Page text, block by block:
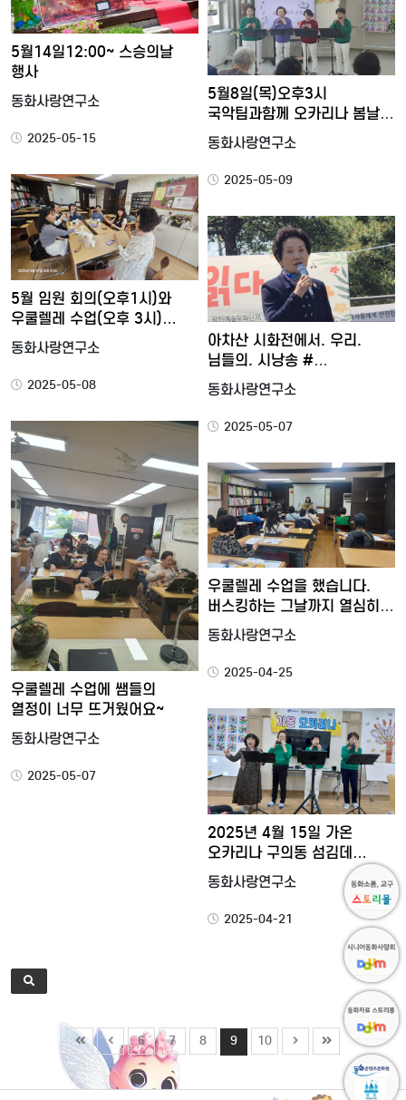
5월14일12:00~ 스승의날
행사
동화사랑연구소
2025-05-15
5월8일(목)오후3시
국악팀과함께 오카리나 봄날
데이케…
동화사랑연구소
2025-05-09
5월 임원 회의(오후1시)와
우쿨렐레 수업(오후 3시)…
동화사랑연구소
2025-05-08
아차산 시화전에서. 우리.
님들의. 시낭송 #
지도자회소…
동화사랑연구소
2025-05-07
우쿨렐레 수업에 쌤들의
열정이 너무 뜨거웠어요~
동화사랑연구소
2025-05-07
우쿨렐레 수업을 했습니다.
버스킹하는 그날까지 열심히
…
동화사랑연구소
2025-04-25
2025년 4월 15일 가온
오카리나 구의동 섬김데…
동화사랑연구소
2025-04-21
6 7 8 9 10